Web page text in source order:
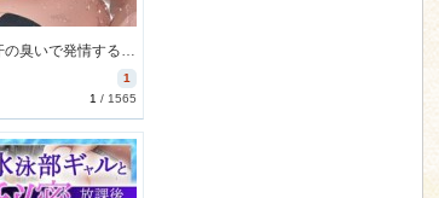
[231127][裏筋音声部屋] 汗の臭いで発情するマネージャーの濃厚チン嗅ぎ密着エッチ【アニメ版】 [1197M] [RJ01118506]
1
1 / 1565